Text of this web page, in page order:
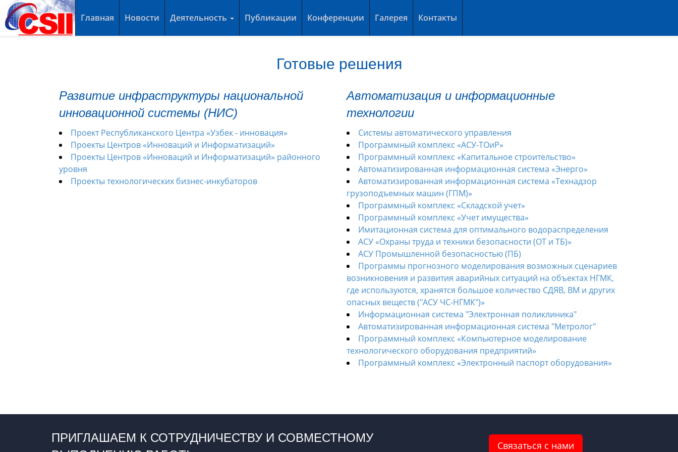
Главная Новости Деятельность Публикации Конференции Галерея Контакты
Готовые решения
Развитие инфраструктуры национальной
инновационной системы (НИС)
Проект Республиканского Центра «Узбек - инновация»
Проекты Центров «Инноваций и Информатизаций»
Проекты Центров «Инноваций и Информатизаций» районного
уровня
Проекты технологических бизнес-инкубаторов
Автоматизация и информационные
технологии
Системы автоматического управления
Программный комплекс «АСУ-ТОиР»
Программный комплекс «Капитальное строительство»
Автоматизированная информационная система «Энерго»
Автоматизированная информационная система «Технадзор
грузоподъемных машин (ГПМ)»
Программный комплекс «Складской учет»
Программный комплекс «Учет имущества»
Имитационная система для оптимального водораспределения
АСУ «Охраны труда и техники безопасности (ОТ и ТБ)»
АСУ Промышленной безопасностью (ПБ)
Программы прогнозного моделирования возможных сценариев
возникновения и развития аварийных ситуаций на объектах НГМК,
где используются, хранятся большое количество СДЯВ, ВМ и других
опасных веществ ("АСУ ЧС-НГМК")»
Информационная система "Электронная поликлиника"
Автоматизированная информационная система "Метролог"
Программный комплекс «Компьютерное моделирование
технологического оборудования предприятий»
Программный комплекс «Электронный паспорт оборудования»
ПРИГЛАШАЕМ К СОТРУДНИЧЕСТВУ И СОВМЕСТНОМУ
Связаться с нами